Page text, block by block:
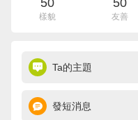
50
樣貌
50
友善
Ta的主題
發短消息